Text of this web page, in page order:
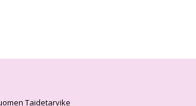
Taidetarvike